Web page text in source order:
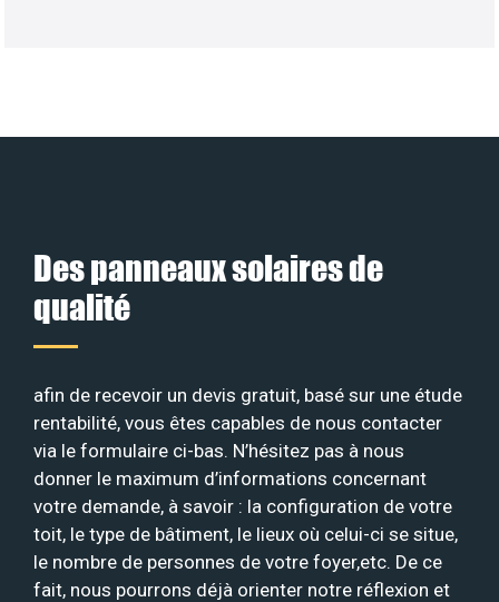
Des panneaux solaires de
qualité
afin de recevoir un devis gratuit, basé sur une étude
rentabilité, vous êtes capables de nous contacter
via le formulaire ci-bas. N’hésitez pas à nous
donner le maximum d’informations concernant
votre demande, à savoir : la configuration de votre
toit, le type de bâtiment, le lieux où celui-ci se situe,
le nombre de personnes de votre foyer,etc. De ce
fait, nous pourrons déjà orienter notre réflexion et